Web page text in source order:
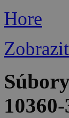
Hore